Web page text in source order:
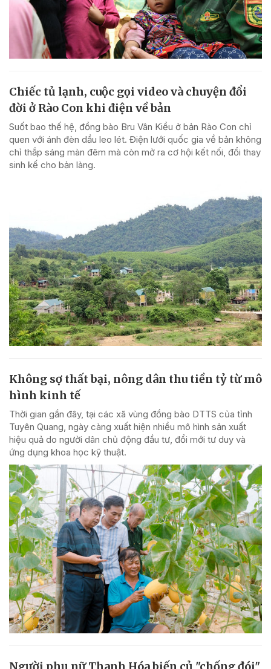
Chiếc tủ lạnh, cuộc gọi video và chuyện đổi
đời ở Rào Con khi điện về bản
Suốt bao thế hệ, đồng bào Bru Vân Kiều ở bản Rào Con chỉ
quen với ánh đèn dầu leo lét. Điện lưới quốc gia về bản không
chỉ thắp sáng màn đêm mà còn mở ra cơ hội kết nối, đổi thay
sinh kế cho bản làng.
Không sợ thất bại, nông dân thu tiền tỷ từ mô
hình kinh tế
Thời gian gần đây, tại các xã vùng đồng bào DTTS của tỉnh
Tuyên Quang, ngày càng xuất hiện nhiều mô hình sản xuất
hiệu quả do người dân chủ động đầu tư, đổi mới tư duy và
ứng dụng khoa học kỹ thuật.
Người phụ nữ Thanh Hóa biến củ "chống đói"